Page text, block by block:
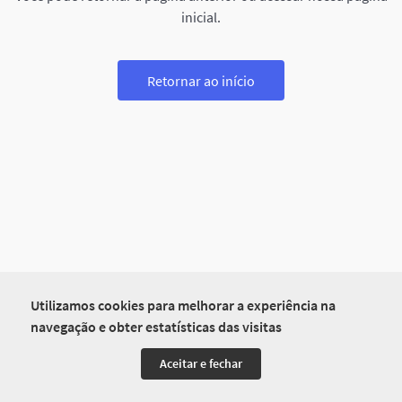
Utilizamos cookies para melhorar a experiência na
navegação e obter estatísticas das visitas
Aceitar e fechar
inicial.
Retornar ao início